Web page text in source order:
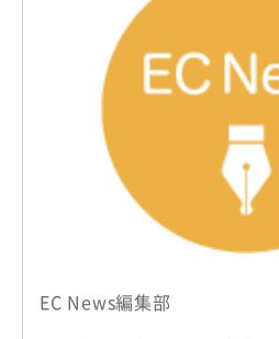
EC News編集部